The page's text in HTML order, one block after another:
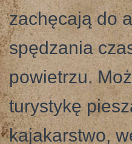
zachęcają do
spędzania
powietrzu.
turystykę
kajakarstwo,